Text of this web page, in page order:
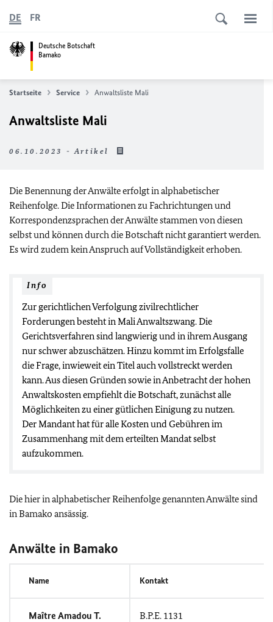
Deutsche Botschaft
Bamako
DE FR
Startseite Service Anwaltsliste Mali
Anwaltsliste Mali
06.10.2023 - Artikel
Die Benennung der Anwälte erfolgt in alphabetischer
Reihenfolge. Die Informationen zu Fachrichtungen und
Korrespondenzsprachen der Anwälte stammen von diesen
selbst und können durch die Botschaft nicht garantiert werden.
Es wird zudem kein Anspruch auf Vollständigkeit erhoben.
Info
Zur gerichtlichen Verfolgung zivilrechtlicher
Forderungen besteht in Mali Anwaltszwang. Die
Gerichtsverfahren sind langwierig und in ihrem Ausgang
nur schwer abzuschätzen. Hinzu kommt im Erfolgsfalle
die Frage, inwieweit ein Titel auch vollstreckt werden
kann. Aus diesen Gründen sowie in Anbetracht der hohen
Anwaltskosten empfiehlt die Botschaft, zunächst alle
Möglichkeiten zu einer gütlichen Einigung zu nutzen.
Der Mandant hat für alle Kosten und Gebühren im
Zusammenhang mit dem erteilten Mandat selbst
aufzukommen.
Die hier in alphabetischer Reihenfolge genannten Anwälte sind
in Bamako ansässig.
Anwälte in Bamako
Name Kontakt
Maître Amadou T.
B.P.E. 1131